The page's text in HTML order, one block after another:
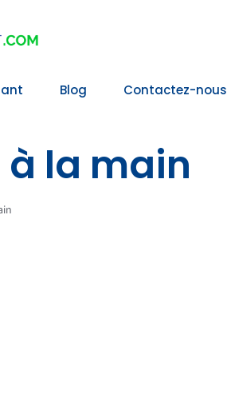
Blog Contactez-nous
la main